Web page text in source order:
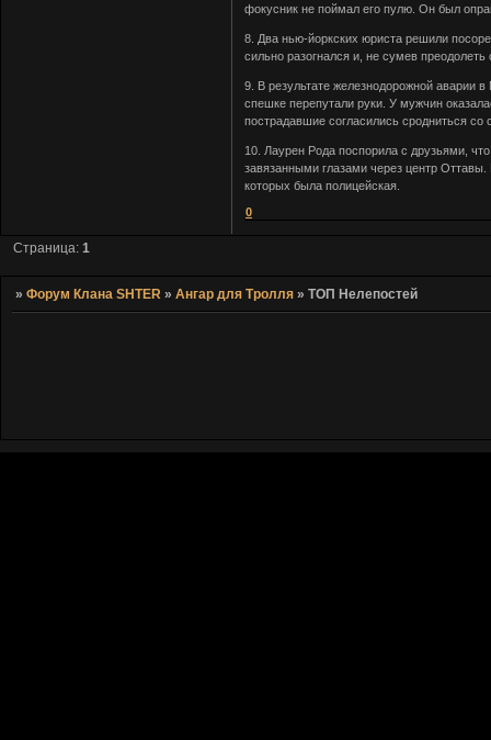
фокусник не поймал его пулю. Он был
8. Два нью-йоркских юриста решили
сильно разогнался и, не сумев
9. В результате железнодорожной аварии
спешке перепутали руки. У мужчин
пострадавшие согласились сродниться
10. Лаурен Рода поспорила с друзьями,
завязанными глазами через центр
которых была полицейская.
0
Страница:1
»Форум Клана SHTER »Ангар для Тролля »ТОП Нелепостей